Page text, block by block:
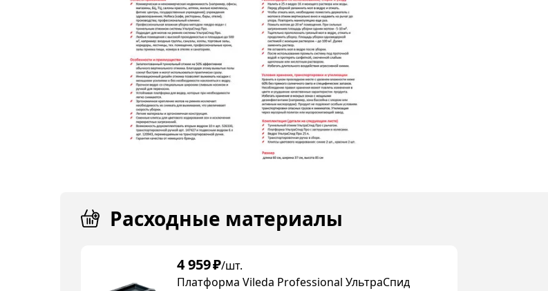
Расходные материалы
4 959₽/шт.
Платформа Vileda Professional УльтраСпид